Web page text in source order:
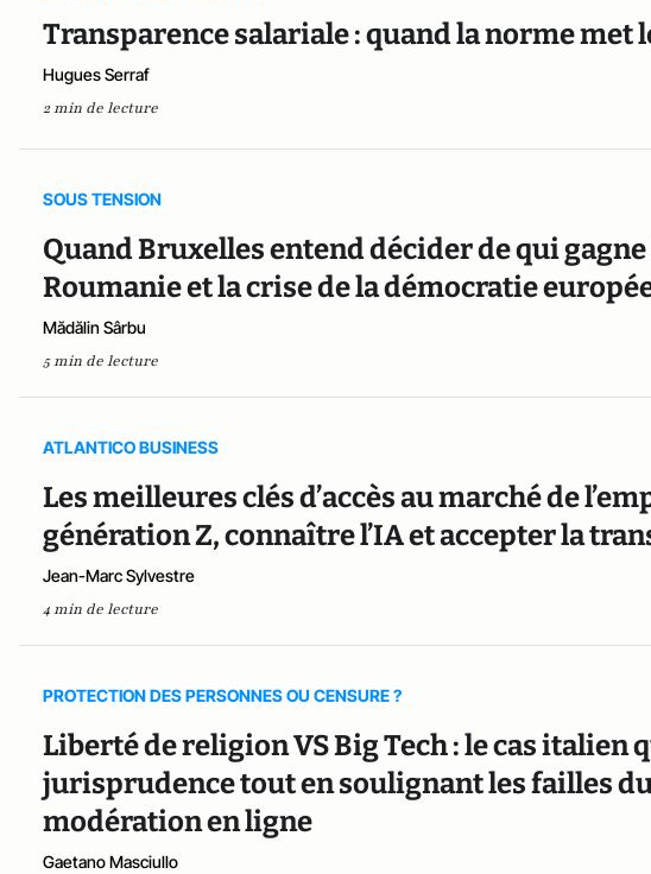
Transparence salariale : quand la norme met
Hugues Serraf
2 min de lecture
SOUS TENSION
Quand Bruxelles entend décider de qui gagne
Roumanie et la crise de la démocratie
Mădălin Sârbu
5 min de lecture
ATLANTICO BUSINESS
Les meilleures clés d’accès au marché de
génération Z, connaître l’IA et accepter la
Jean-Marc Sylvestre
4 min de lecture
PROTECTION DES PERSONNES OU CENSURE ?
Liberté de religion VS Big Tech : le cas
jurisprudence tout en soulignant les failles
modération en ligne
Gaetano Masciullo